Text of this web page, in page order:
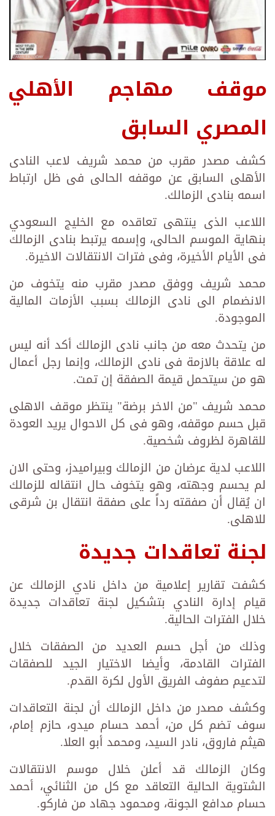
موقف مهاجم الأهلي
المصري السابق
كشف مصدر مقرب من محمد شريف لاعب النادى
الأهلى السابق عن موقفه الحالى فى ظل ارتباط
اسمه بنادى الزمالك.
اللاعب الذى ينتهى تعاقده مع الخليج السعودي
بنهاية الموسم الحالى، وإسمه يرتبط بنادى الزمالك
فى الأيام الأخيرة، وفى فترات الانتقالات الاخيرة.
محمد شريف ووفق مصدر مقرب منه يتخوف من
الانضمام الى نادى الزمالك بسبب الأزمات المالية
الموجودة.
من يتحدث معه من جانب نادى الزمالك أكد أنه ليس
له علاقة بالازمة فى نادى الزمالك، وإنما رجل أعمال
هو من سيتحمل قيمة الصفقة إن تمت.
محمد شريف "من الاخر برضة" ينتظر موقف الاهلى
قبل حسم موقفه، وهو فى كل الاحوال يريد العودة
للقاهرة لظروف شخصية.
اللاعب لدية عرضان من الزمالك وبيراميدز، وحتى الان
لم يحسم وجهته، وهو يتخوف حال انتقاله للزمالك
ان يُقال أن صفقته رداً على صفقة انتقال بن شرقى
للاهلى.
لجنة تعاقدات جديدة
كشفت تقارير إعلامية من داخل نادي الزمالك عن
قيام إدارة النادي بتشكيل لجنة تعاقدات جديدة
خلال الفترات الحالية.
وذلك من أجل حسم العديد من الصفقات خلال
الفترات القادمة، وأيضا الاختيار الجيد للصفقات
لتدعيم صفوف الفريق الأول لكرة القدم.
وكشف مصدر من داخل الزمالك أن لجنة التعاقدات
سوف تضم كل من، أحمد حسام ميدو، حازم إمام،
هيثم فاروق، نادر السيد، ومحمد أبو العلا.
وكان الزمالك قد أعلن خلال موسم الانتقالات
الشتوية الحالية التعاقد مع كل من الثنائي، أحمد
حسام مدافع الجونة، ومحمود جهاد من فاركو.